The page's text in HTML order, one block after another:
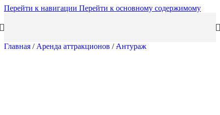
Перейти к навигации Перейти к основному содержимому
Главная / Аренда аттракционов / Антураж